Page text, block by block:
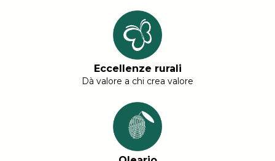
Eccellenze rurali
Dà valore a chi crea valore